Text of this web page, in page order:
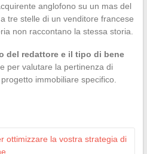
anglofono su un mas del
tre stelle di un venditore francese
non raccontano la stessa storia.
del redattore e il tipo di bene
per valutare la pertinenza di
immobiliare specifico.
ottimizzare la vostra strategia di